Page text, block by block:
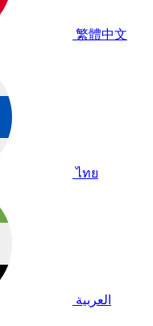
繁體中文
ไทย
العربية